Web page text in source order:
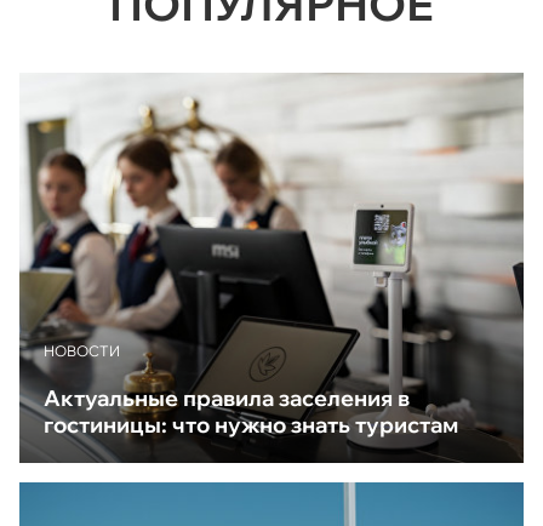
НОВОСТИ
Актуальные правила заселения в
гостиницы: что нужно знать туристам